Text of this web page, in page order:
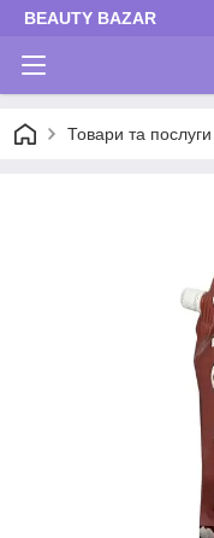
BEAUTY BAZAR
Товари та послуги